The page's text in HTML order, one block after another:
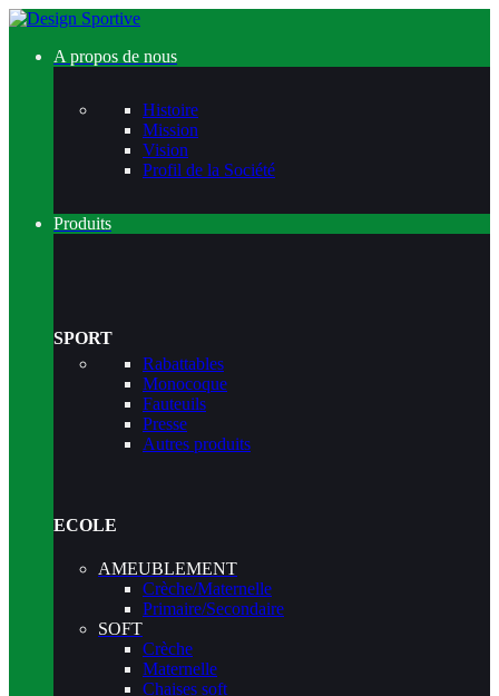
A propos de nous
Histoire
Mission
Vision
Profil de la Société
Produits
SPORT
Rabattables
Monocoque
Fauteuils
Presse
Autres produits
ECOLE
AMEUBLEMENT
Crèche/Maternelle
Primaire/Secondaire
SOFT
Crèche
Maternelle
Chaises soft